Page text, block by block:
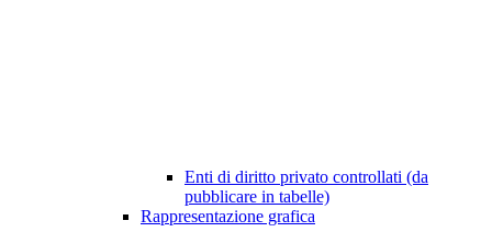
Enti di diritto privato controllati (da
pubblicare in tabelle)
Rappresentazione grafica